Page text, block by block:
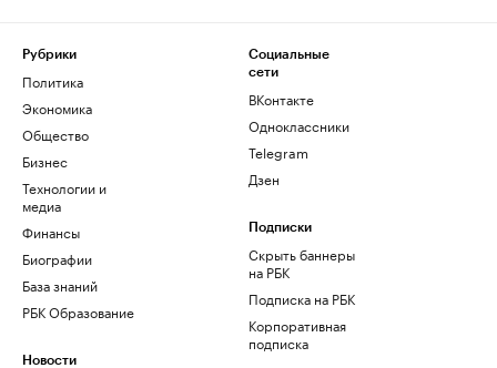
Рубрики
Политика
Экономика
Общество
Бизнес
Технологии и
медиа
Финансы
Биографии
База знаний
РБК Образование
Новости
Социальные
сети
ВКонтакте
Одноклассники
Telegram
Дзен
Подписки
Скрыть баннеры
на РБК
Подписка на РБК
Корпоративная
подписка